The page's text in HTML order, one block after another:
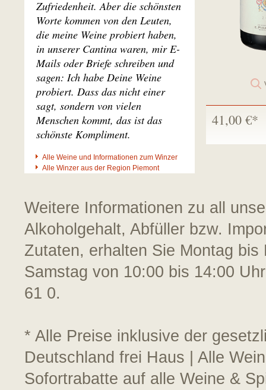
41,00 €*
Zufriedenheit. Aber die schönsten
Worte kommen von den Leuten,
die meine Weine probiert haben,
in unserer Cantina waren, mir E-
Mails oder Briefe schreiben und
sagen: Ich habe Deine Weine
probiert. Dass das nicht einer
sagt, sondern von vielen
Menschen kommt, das ist das
schönste Kompliment.
Alle Weine und Informationen zum Winzer
Alle Winzer aus der Region Piemont
Weitere Informationen zu all
Alkoholgehalt, Abfüller bzw.
Zutaten, erhalten Sie Montag
Samstag von 10:00 bis 14:00
61 0.
* Alle Preise inklusive der
Deutschland frei Haus | Alle
Sofortrabatte auf alle Weine &